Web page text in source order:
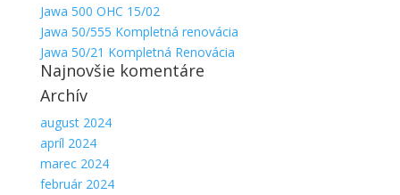
Jawa 500 OHC 15/02
Jawa 50/555 Kompletná renovácia
Jawa 50/21 Kompletná Renovácia
Najnovšie komentáre
Archív
august 2024
apríl 2024
marec 2024
február 2024